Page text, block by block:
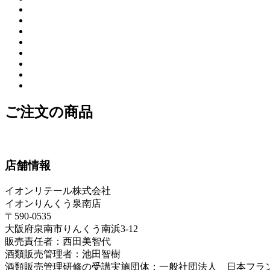
ご注文の商品
店舗情報
イオンリテール株式会社
イオンりんくう泉南店
〒590-0535
大阪府泉南市りんくう南浜3-12
販売責任者：西田美智代
酒類販売管理者：池田智樹
酒類販売管理研修の受講実施団体：一般社団法人 日本フラ